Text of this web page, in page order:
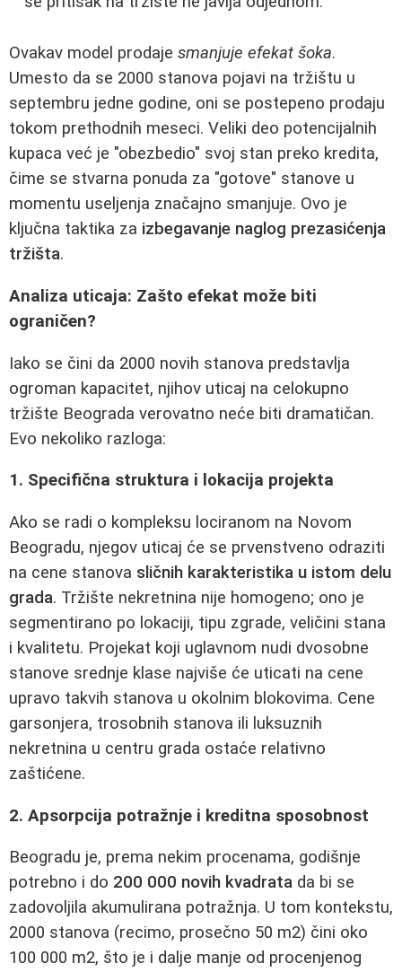
Ovakav model prodaje smanjuje efekat šoka.
Umesto da se 2000 stanova pojavi na tržištu u
septembru jedne godine, oni se postepeno prodaju
tokom prethodnih meseci. Veliki deo potencijalnih
kupaca već je "obezbedio" svoj stan preko kredita,
čime se stvarna ponuda za "gotove" stanove u
momentu useljenja značajno smanjuje. Ovo je
ključna taktika za izbegavanje naglog prezasićenja
tržišta.
Analiza uticaja: Zašto efekat može biti
ograničen?
Iako se čini da 2000 novih stanova predstavlja
ogroman kapacitet, njihov uticaj na celokupno
tržište Beograda verovatno neće biti dramatičan.
Evo nekoliko razloga:
1. Specifična struktura i lokacija projekta
Ako se radi o kompleksu lociranom na Novom
Beogradu, njegov uticaj će se prvenstveno odraziti
na cene stanova sličnih karakteristika u istom delu
grada. Tržište nekretnina nije homogeno; ono je
segmentirano po lokaciji, tipu zgrade, veličini stana
i kvalitetu. Projekat koji uglavnom nudi dvosobne
stanove srednje klase najviše će uticati na cene
upravo takvih stanova u okolnim blokovima. Cene
garsonjera, trosobnih stanova ili luksuznih
nekretnina u centru grada ostaće relativno
zaštićene.
2. Apsorpcija potražnje i kreditna sposobnost
Beogradu je, prema nekim procenama, godišnje
potrebno i do 200 000 novih kvadrata da bi se
zadovoljila akumulirana potražnja. U tom kontekstu,
2000 stanova (recimo, prosečno 50 m2) čini oko
100 000 m2, što je i dalje manje od procenjenog